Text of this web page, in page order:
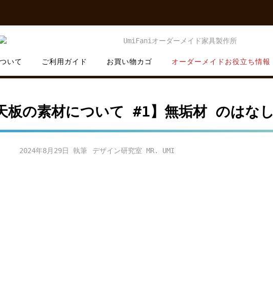
いて ご利用ガイド お買い物カゴ オーダーメイドお役立ち情報
板の素材について #1】無垢材 のはなし
2024年8月29日 デザイン研究室 MR. UMI